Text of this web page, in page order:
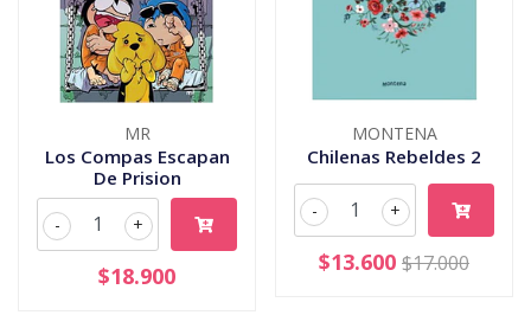
MR
Los Compas Escapan
De Prision
+
-
$18.900
MONTENA
Chilenas Rebeldes 2
+
-
$13.600 $17.000